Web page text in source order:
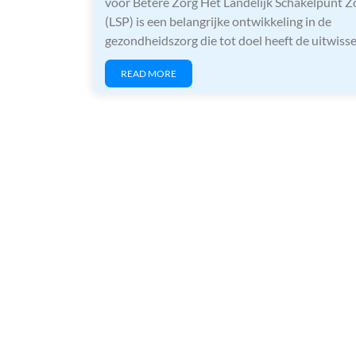
(LSP) is een belangrijke ontwikkeling in de
gezondheidszorg die tot doel heeft de
READ MORE